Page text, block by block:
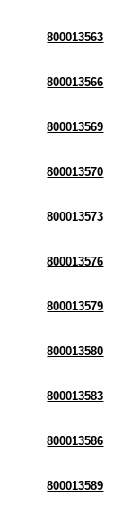
800013563
800013566
800013569
800013570
800013573
800013576
800013579
800013580
800013583
800013586
800013589